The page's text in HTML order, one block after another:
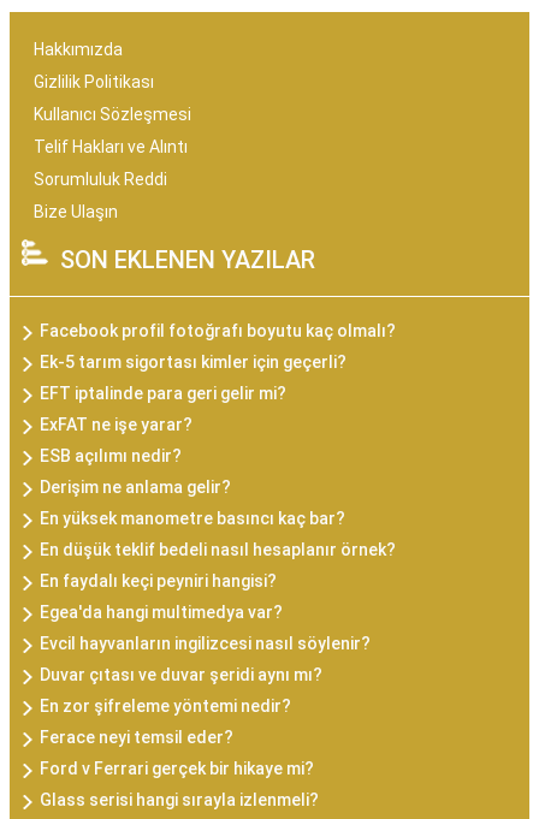
Hakkımızda
Gizlilik Politikası
Kullanıcı Sözleşmesi
Telif Hakları ve Alıntı
Sorumluluk Reddi
Bize Ulaşın
SON EKLENEN YAZILAR
Facebook profil fotoğrafı boyutu kaç olmalı?
Ek-5 tarım sigortası kimler için geçerli?
EFT iptalinde para geri gelir mi?
ExFAT ne işe yarar?
ESB açılımı nedir?
Derişim ne anlama gelir?
En yüksek manometre basıncı kaç bar?
En düşük teklif bedeli nasıl hesaplanır örnek?
En faydalı keçi peyniri hangisi?
Egea'da hangi multimedya var?
Evcil hayvanların ingilizcesi nasıl söylenir?
Duvar çıtası ve duvar şeridi aynı mı?
En zor şifreleme yöntemi nedir?
Ferace neyi temsil eder?
Ford v Ferrari gerçek bir hikaye mi?
Glass serisi hangi sırayla izlenmeli?